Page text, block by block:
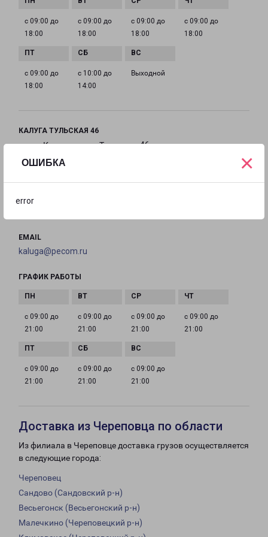
ОШИБКА
error
×
с 09:00 до
18:00
с 09:00 до
18:00
с 09:00 до
18:00
с 09:00 до
18:00
с 09:00 до
18:00
с 10:00 до
14:00
Выходной
КАЛУГА ТУЛЬСКАЯ 46
город Калуга, улица Тульская, 46
ТЕЛЕФОН
EMAIL
kaluga@pecom.ru
ГРАФИК РАБОТЫ
с 09:00 до
21:00
с 09:00 до
21:00
с 09:00 до
21:00
с 09:00 до
21:00
с 09:00 до
21:00
с 09:00 до
21:00
с 09:00 до
21:00
Доставка из Череповца по области
Из филиала в Череповце доставка грузов осуществляется
в следующие города:
Череповец
Сандово (Сандовский р-н)
Весьегонск (Весьегонский р-н)
Малечкино (Череповецкий р-н)